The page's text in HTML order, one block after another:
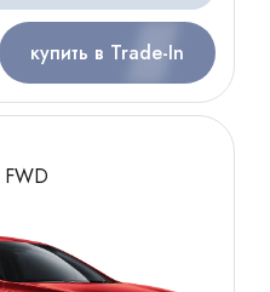
купить в Trade-In